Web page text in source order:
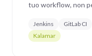
tuo workflow, non
Jenkins GitLab CI
Kalamar